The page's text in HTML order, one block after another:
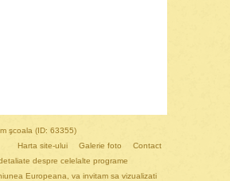
şcoala (ID: 63355)
Contact
Galerie foto
Harta site-ului
despre celelalte programe
Europeana, va invitam sa vizualizati